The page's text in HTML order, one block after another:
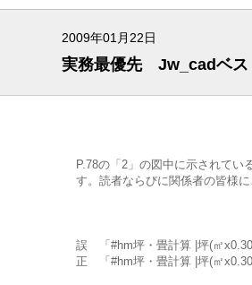
2009年01月22日
実務最優先 Jw_cadベス
P.78の「2」の図中に示されてい
す。読者ならびに関係者の皆様
誤　「#hm坪・畳計算 |坪(㎡
正　「#hm坪・畳計算 |坪(㎡